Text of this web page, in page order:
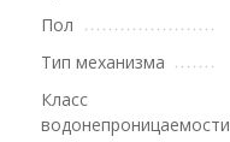
Пол
Тип механизма
Класс
водонепроницаемости